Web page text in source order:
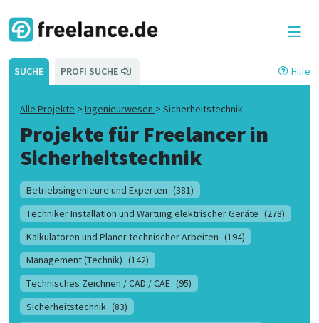
SUCHE PROFI SUCHE Hilfe
Alle Projekte > Ingenieurwesen > Sicherheitstechnik
Projekte für Freelancer in
Sicherheitstechnik
Betriebsingenieure und Experten (381)
Techniker Installation und Wartung elektrischer Geräte (278)
Kalkulatoren und Planer technischer Arbeiten (194)
Management (Technik) (142)
Technisches Zeichnen / CAD / CAE (95)
Sicherheitstechnik (83)